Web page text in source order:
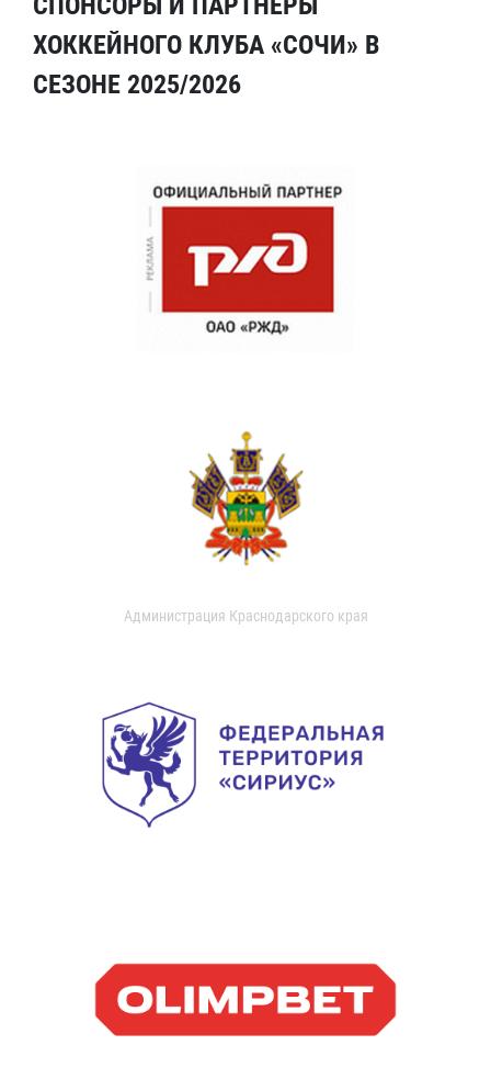
ХОККЕЙНОГО КЛУБА «СОЧИ» В
СЕЗОНЕ 2025/2026
Администрация Краснодарского края